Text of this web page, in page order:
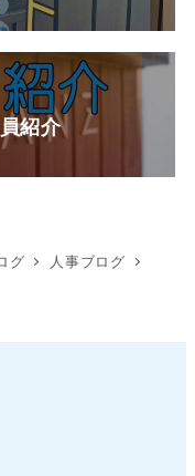
紹介
グ
人事ブログ